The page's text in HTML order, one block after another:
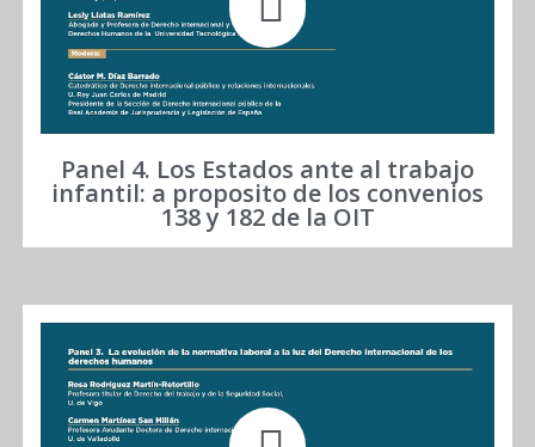
Panel 4. Los Estados ante al trabajo
infantil: a proposito de los convenios
138 y 182 de la OIT